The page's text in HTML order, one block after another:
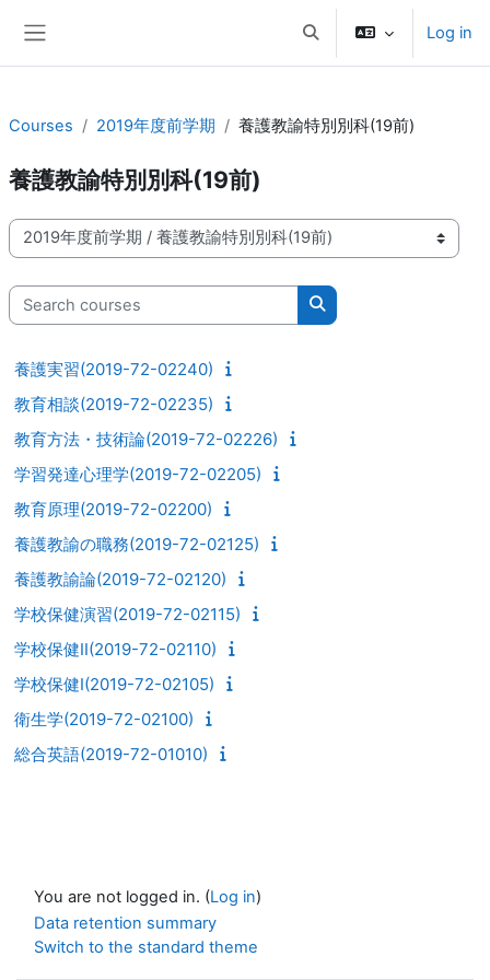
Toggle search inputLog in
Courses 2019年度前学期 養護教諭特別別科(19前)
養護教諭特別別科(19前)
Course categories
Search courses
Search courses
養護実習(2019-72-02240)
教育相談(2019-72-02235)
教育方法・技術論(2019-72-02226)
学習発達心理学(2019-72-02205)
教育原理(2019-72-02200)
養護教諭の職務(2019-72-02125)
養護教諭論(2019-72-02120)
学校保健演習(2019-72-02115)
学校保健II(2019-72-02110)
学校保健I(2019-72-02105)
衛生学(2019-72-02100)
総合英語(2019-72-01010)
You are not logged in. (Log in)
Data retention summary
Switch to the standard theme